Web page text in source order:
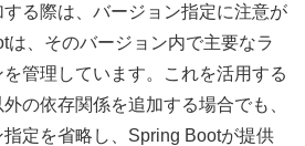
る際は、バージョン指定に注意が
は、そのバージョン内で主要なラ
管理しています。これを活用する
の依存関係を追加する場合でも、
定を省略し、Spring Bootが提供